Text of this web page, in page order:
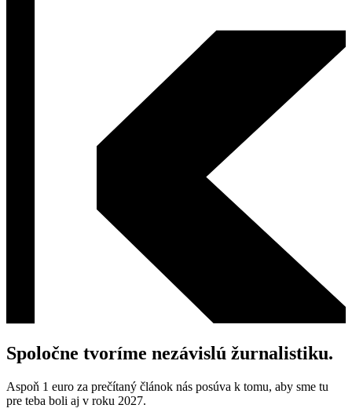
Spoločne tvoríme nezávislú žurnalistiku.
Aspoň 1 euro za prečítaný článok nás posúva k tomu, aby sme tu
pre teba boli aj v roku 2027.